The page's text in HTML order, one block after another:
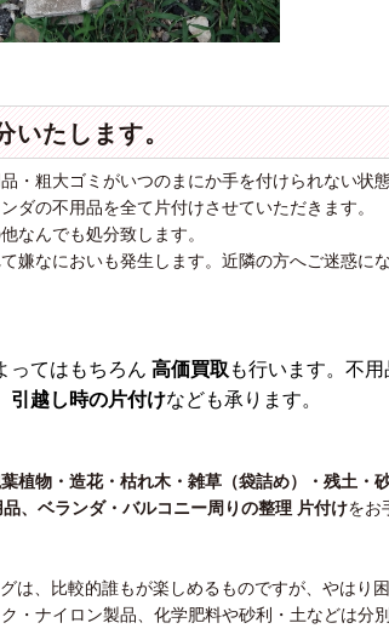
いたします。
・粗大ゴミがいつのまにか手を付けられない状
ダの不用品を全て片付けさせていただきます。
なんでも処分致します。
嫌なにおいも発生します。近隣の方へご迷惑に
ってはもちろん 高価買取 も行います。不
引越し時の片付けなども承ります。
植物・造花・枯れ木・雑草（袋詰め）・残土・
、ベランダ・バルコニー周りの整理 片付けをお
は、比較的誰もが楽しめるものですが、やはり
・ナイロン製品、化学肥料や砂利・土などは分